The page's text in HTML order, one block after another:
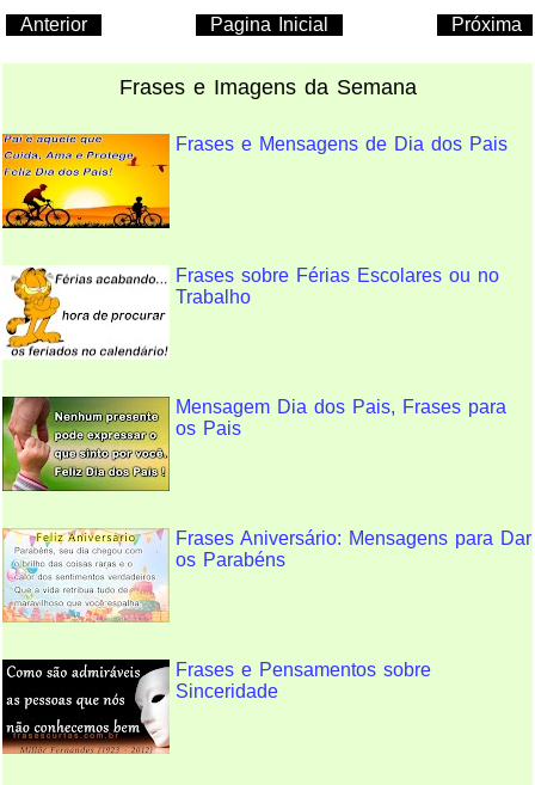
Anterior Próxima
Pagina Inicial
Frases e Imagens da Semana
Frases e Mensagens de Dia dos Pais
Frases sobre Férias Escolares ou no
Trabalho
Mensagem Dia dos Pais, Frases para
os Pais
Frases Aniversário: Mensagens para Dar
os Parabéns
Frases e Pensamentos sobre
Sinceridade